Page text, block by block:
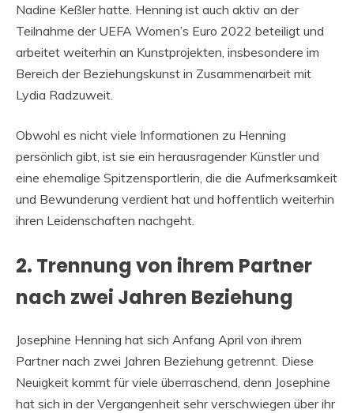
Nadine Keßler hatte. Henning ist auch aktiv an der
Teilnahme der UEFA Women’s Euro 2022 beteiligt und
arbeitet weiterhin an Kunstprojekten, insbesondere im
Bereich der Beziehungskunst in Zusammenarbeit mit
Lydia Radzuweit.
Obwohl es nicht viele Informationen zu Henning
persönlich gibt, ist sie ein herausragender Künstler und
eine ehemalige Spitzensportlerin, die die Aufmerksamkeit
und Bewunderung verdient hat und hoffentlich weiterhin
ihren Leidenschaften nachgeht.
2. Trennung von ihrem Partner
nach zwei Jahren Beziehung
Josephine Henning hat sich Anfang April von ihrem
Partner nach zwei Jahren Beziehung getrennt. Diese
Neuigkeit kommt für viele überraschend, denn Josephine
hat sich in der Vergangenheit sehr verschwiegen über ihr